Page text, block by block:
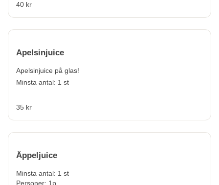
40 kr
Apelsinjuice
Apelsinjuice på glas!
Minsta antal: 1 st
35 kr
Äppeljuice
Minsta antal: 1 st
Personer: 1p